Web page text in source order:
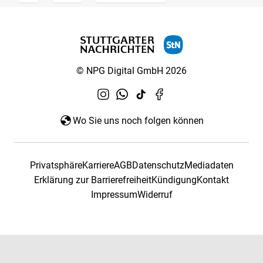
© NPG Digital GmbH 2026
Wo Sie uns noch folgen können
PrivatsphäreKarriereAGBDatenschutzMediadaten
Erklärung zur BarrierefreiheitKündigungKontakt
ImpressumWiderruf